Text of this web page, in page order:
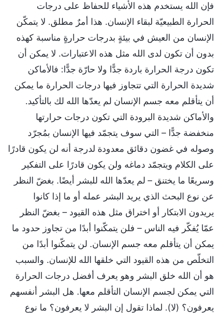
فإن الله يستخدم هذه الأشياء للحفاظ على درجات
الحرارة الطبيعيّة لبقاء الإنسان. هذا أمرٌ مطلق. لا يتمكّن
الإنسان من العيش في بيئةٍ بدرجات حرارةٍ مناسبة كهذه
بدون أن تكون لدى الله مثل هذه الاعتبارات. لا يمكن أن
تكون درجة الحرارة باردة جدًّا ولا حارّة جدًّا: فالأماكن
شديدة الحرارة التي تتجاوز فيها درجات الحرارة ما يمكن
أن يتأقلم معه جسم الإنسان لم يعدّها الله لك بالتأكيد.
والأماكن شديدة البرودة التي تكون درجات حرارتها
منخفضة جدًّا – التي سوف يتجمّد فيها الإنسان بمُجرّد
وصوله في غضون دقائق معدودة لدرجة أنه لن يكون قادرًا
على الكلام ويتجمّد دماغه ولن يكون قادرًا على التفكير
وسريعًا ما يختنق – لم يعدّها الله للبشر أيضًا. بغضّ النظر
عن نوع البحث الذي يريد البشر عمله أو ما إذا كانوا
يريدون الابتكار أو اختراق مثل هذه القيود – بغضّ النظر
عمّا يُفكّر فيه الناس – فلن يتمكّنوا أبدًا من تجاوز حدود ما
يمكن أن يتأقلم معه جسم الإنسان. لن يتمكّنوا أبدًا من
التخلّص من هذه القيود التي خلقها الله للإنسان. والسبب
هو أن الله خلق البشر وهو يعرف أفضل درجات الحرارة
التي يمكن لجسم الإنسان التأقلم معها. هل البشر أنفسهم
يعرفون؟ (لا). لماذا تقول إن البشر لا يعرفون؟ ما نوع